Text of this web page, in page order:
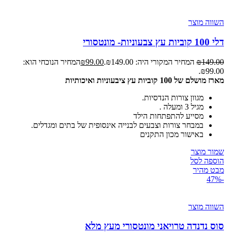
השווה מוצר
דלי 100 קוביות עץ צבעוניות- מונטסורי
₪149.00 המחיר המקורי היה: ₪149.00. ₪99.00
המחיר הנוכחי הוא:
₪99.00.
מארז מושלם של 100 קוביות עץ ציבעוניות ואיכותיות
מגוון צורות הנדסיות.
מגיל 3 ומעלה .
מסייע להתפתחות הילד
במבחר צורות וצבעים לבנייה אינסופית של בתים ומגדלים.
באישור מכון התקנים
שמור מוצר
הוספה לסל
מבט מהיר
-47%
השווה מוצר
סוס נדנדה טרויאני מונטסורי מעץ מלא